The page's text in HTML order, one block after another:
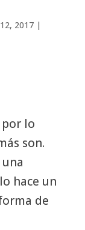
2017|
lo
son.
hace un
de